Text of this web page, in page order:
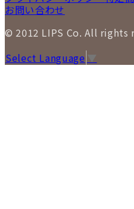
お問い合わせ
© 2012 LIPS Co. All rights
Select Language ▼